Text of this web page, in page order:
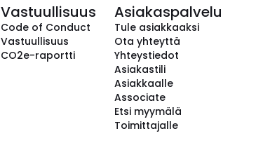
Vastuullisuus
Code of Conduct
Vastuullisuus
CO2e-raportti
Asiakaspalvelu
Tule asiakkaaksi
Ota yhteyttä
Yhteystiedot
Asiakastili
Asiakkaalle
Associate
Etsi myymälä
Toimittajalle